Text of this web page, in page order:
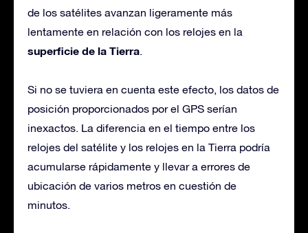
de los satélites avanzan ligeramente más
lentamente en relación con los relojes en la
superficie de la Tierra.
Si no se tuviera en cuenta este efecto, los datos de
posición proporcionados por el GPS serían
inexactos. La diferencia en el tiempo entre los
relojes del satélite y los relojes en la Tierra podría
acumularse rápidamente y llevar a errores de
ubicación de varios metros en cuestión de
minutos.